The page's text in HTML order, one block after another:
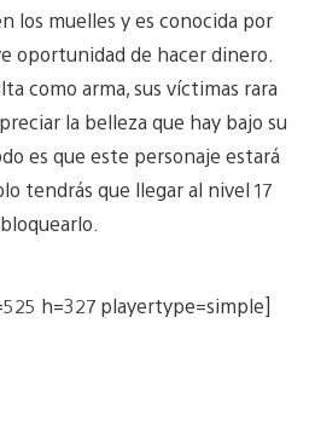
los muelles y es conocida por
oportunidad de hacer dinero.
como arma, sus víctimas rara
la belleza que hay bajo su
es que este personaje estará
tendrás que llegar al nivel 17
h=327 playertype=simple]